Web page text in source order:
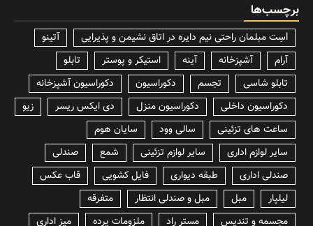
برچسب‌ها
lسِت مبلمان راحتی نیم دایره در اتاق نشیمن و پذیرایی
آتینو
آرام
آشپزخانه آینه استیکر و پوستر
تابلو
تابلو شاسی
تجسم دکوراسیون
دکوراسیون آشپزخانه
دکوراسیون داخلی
دکوراسیون منزل دی ایکس ریسر
زیو
ساعت های تزئینی
سالی وود
سایان هوم
سایر لوازم اداری
سایر لوازم تزئینی شمع
صندلی
صندلی اداری
طبقه دیواری فایل کشویی
قاب عکس
لیلپار
مبل مبل و صندلی انتظار
متفرقه
مجسمه و تندیس
مستر راد ملزومات پرده
میز اداری